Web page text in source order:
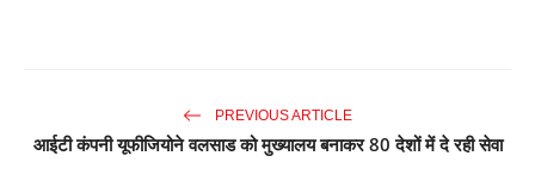
PREVIOUS ARTICLE
आईटी कंपनी यूफीजियोने वलसाड को मुख्यालय बनाकर 80 देशों में दे रही सेवा